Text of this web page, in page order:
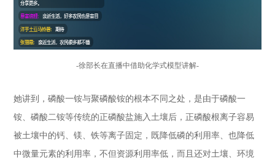
-徐部长在直播中借助化学式模型讲解-
她讲到，磷酸一铵与聚磷酸铵的根本不同之处，是由于磷酸一
铵、磷酸二铵等传统的正磷酸盐施入土壤后，正磷酸根离子容易
被土壤中的钙、镁、铁等离子固定，既降低磷的利用率、也降低
中微量元素的利用率，不但资源利用率低，而且还对土壤、环境